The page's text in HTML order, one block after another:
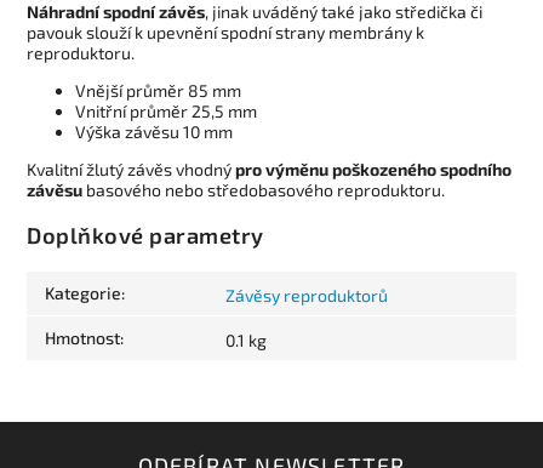
Náhradní spodní závěs, jinak uváděný také jako středička či
pavouk slouží k upevnění spodní strany membrány k
reproduktoru.
Vnější průměr 85 mm
Vnitřní průměr 25,5 mm
Výška závěsu 10 mm
Kvalitní žlutý závěs vhodnýpro výměnu poškozeného spodního
závěsu basového nebo středobasového reproduktoru.
Doplňkové parametry
Kategorie: Závěsy reproduktorů
Hmotnost: 0.1 kg